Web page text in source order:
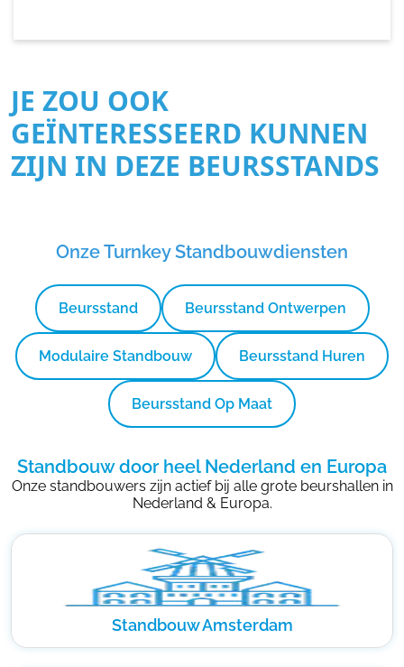
JE ZOU OOK
GEÏNTERESSEERD KUNNEN
ZIJN IN DEZE BEURSSTANDS
Onze Turnkey Standbouwdiensten
Beursstand Beursstand Ontwerpen
Modulaire Standbouw Beursstand Huren
Beursstand Op Maat
Standbouw door heel Nederland en Europa
Onze standbouwers zijn actief bij alle grote beurshallen in
Nederland & Europa.
Standbouw Amsterdam